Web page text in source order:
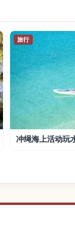
旅行
冲绳海上活动玩